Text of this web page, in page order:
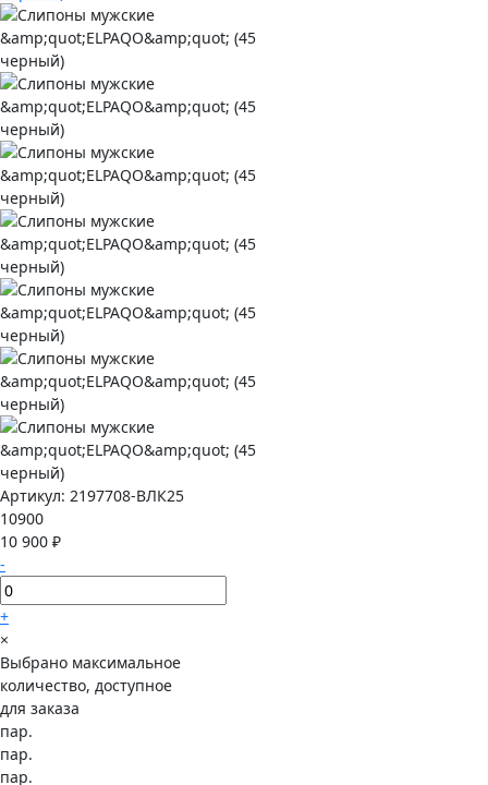
Артикул: 2197708-ВЛК25
10900
10 900 ₽
-
+
×
Выбрано максимальное
количество, доступное
для заказа
пар.
пар.
пар.